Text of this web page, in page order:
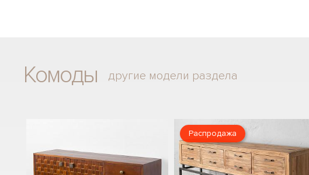
Комоды другие модели раздела
Распродажа